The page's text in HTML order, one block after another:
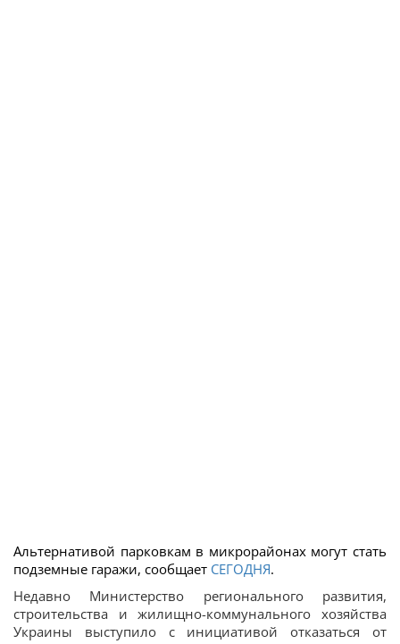
Альтернативой парковкам в микрорайонах могут стать
подземные гаражи, сообщает СЕГОДНЯ.
Недавно Министерство регионального развития,
строительства и жилищно-коммунального хозяйства
Украины выступило с инициативой отказаться от